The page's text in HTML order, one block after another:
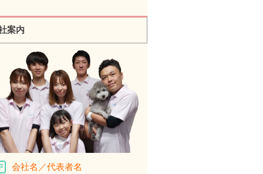
案内
会社名／代表者名